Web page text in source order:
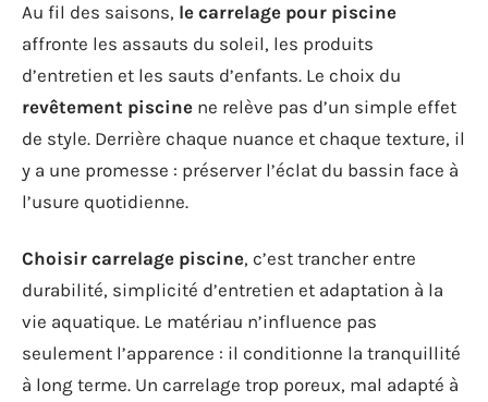
Au fil des saisons, le carrelage pour piscine
affronte les assauts du soleil, les produits
d’entretien et les sauts d’enfants. Le choix du
revêtement piscine ne relève pas d’un simple effet
de style. Derrière chaque nuance et chaque texture, il
y a une promesse : préserver l’éclat du bassin face à
l’usure quotidienne.
Choisir carrelage piscine, c’est trancher entre
durabilité, simplicité d’entretien et adaptation à la
vie aquatique. Le matériau n’influence pas
seulement l’apparence : il conditionne la tranquillité
à long terme. Un carrelage trop poreux, mal adapté à